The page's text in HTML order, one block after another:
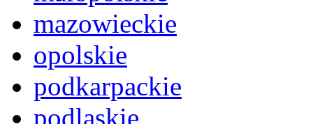
mazowieckie
opolskie
podkarpackie
podlaskie